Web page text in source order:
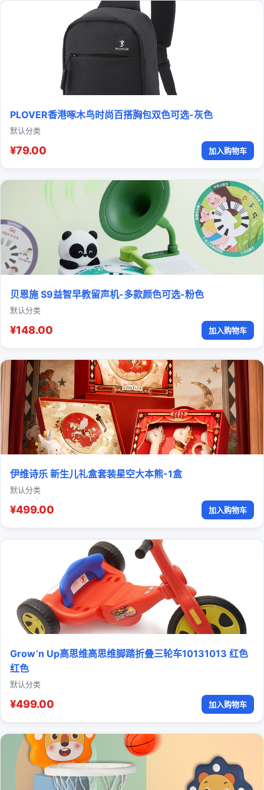
PLOVER香港啄木鸟时尚百搭胸包双色可选-灰色
默认分类
¥79.00 加入购物车
贝恩施 S9益智早教留声机-多款颜色可选-粉色
默认分类
¥148.00 加入购物车
伊维诗乐 新生儿礼盒套装星空大本熊-1盒
默认分类
¥499.00 加入购物车
Grow’n Up高思维高思维脚踏折叠三轮车10131013 红色
红色
默认分类
¥499.00 加入购物车